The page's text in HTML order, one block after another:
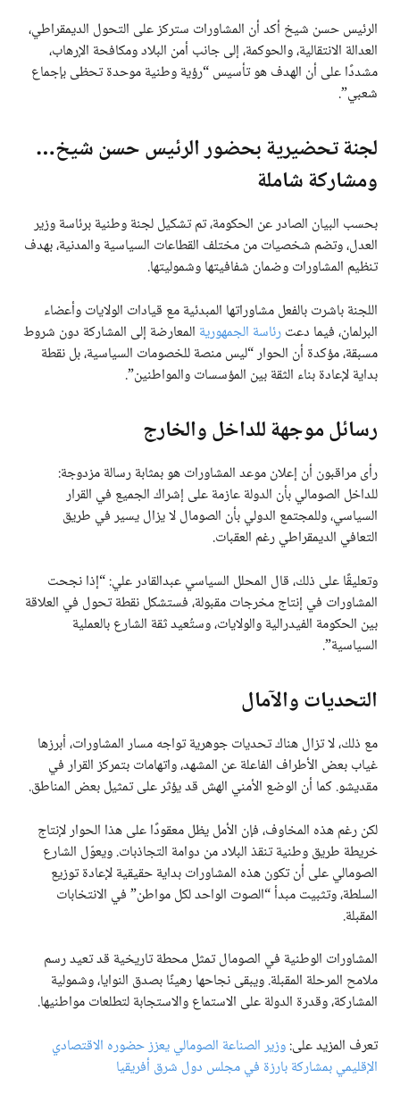
الرئيس حسن شيخ أكد أن المشاورات ستركز على التحول الديمقراطي،
العدالة الانتقالية، والحوكمة، إلى جانب أمن البلاد ومكافحة الإرهاب،
مشددًا على أن الهدف هو تأسيس “رؤية وطنية موحدة تحظى بإجماع
شعبي”.
لجنة تحضيرية بحضور الرئيس حسن شيخ…
ومشاركة شاملة
بحسب البيان الصادر عن الحكومة، تم تشكيل لجنة وطنية برئاسة وزير
العدل، وتضم شخصيات من مختلف القطاعات السياسية والمدنية، بهدف
تنظيم المشاورات وضمان شفافيتها وشموليتها.
اللجنة باشرت بالفعل مشاوراتها المبدئية مع قيادات الولايات وأعضاء
البرلمان، فيما دعترئاسة الجمهورية المعارضة إلى المشاركة دون شروط
مسبقة، مؤكدة أن الحوار “ليس منصة للخصومات السياسية، بل نقطة
بداية لإعادة بناء الثقة بين المؤسسات والمواطنين”.
رسائل موجهة للداخل والخارج
رأى مراقبون أن إعلان موعد المشاورات هو بمثابة رسالة مزدوجة:
للداخل الصومالي بأن الدولة عازمة على إشراك الجميع في القرار
السياسي، وللمجتمع الدولي بأن الصومال لا يزال يسير في طريق
التعافي الديمقراطي رغم العقبات.
وتعليقًا على ذلك، قال المحلل السياسي عبدالقادر علي: “إذا نجحت
المشاورات في إنتاج مخرجات مقبولة، فستشكل نقطة تحول في العلاقة
بين الحكومة الفيدرالية والولايات، وستُعيد ثقة الشارع بالعملية
السياسية”.
التحديات والآمال
مع ذلك، لا تزال هناك تحديات جوهرية تواجه مسار المشاورات، أبرزها
غياب بعض الأطراف الفاعلة عن المشهد، واتهامات بتمركز القرار في
مقديشو. كما أن الوضع الأمني الهش قد يؤثر على تمثيل بعض المناطق.
لكن رغم هذه المخاوف، فإن الأمل يظل معقودًا على هذا الحوار لإنتاج
خريطة طريق وطنية تنقذ البلاد من دوامة التجاذبات. ويعوّل الشارع
الصومالي على أن تكون هذه المشاورات بداية حقيقية لإعادة توزيع
السلطة، وتثبيت مبدأ “الصوت الواحد لكل مواطن” في الانتخابات
المقبلة.
المشاورات الوطنية في الصومال تمثل محطة تاريخية قد تعيد رسم
ملامح المرحلة المقبلة. ويبقى نجاحها رهينًا بصدق النوايا، وشمولية
المشاركة، وقدرة الدولة على الاستماع والاستجابة لتطلعات مواطنيها.
تعرف المزيد على:وزير الصناعة الصومالي يعزز حضوره الاقتصادي
الإقليمي بمشاركة بارزة في مجلس دول شرق أفريقيا